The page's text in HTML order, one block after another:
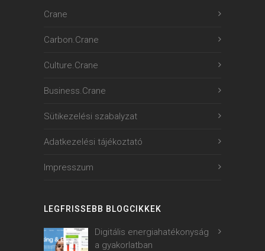
Crane
Carbon.Crane
Culture.Crane
Business.Crane
Sütikezelési szabalyzat
Adatkezelési tájékoztató
Impresszum
LEGFRISSEBB BLOGCIKKEK
Digitális energiahatékonyság
a gyakorlatban